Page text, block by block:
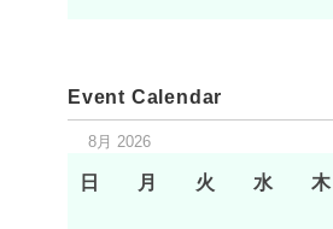
Event Calendar
8月 2026
日 月 火 水 木